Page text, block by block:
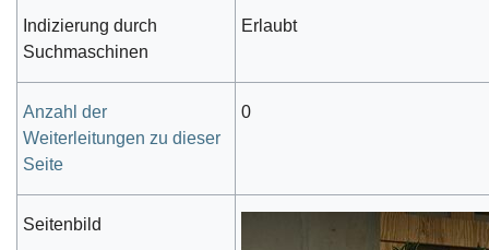
Indizierung durch
Suchmaschinen
Erlaubt
Anzahl der
Weiterleitungen zu dieser
Seite
0
Seitenbild